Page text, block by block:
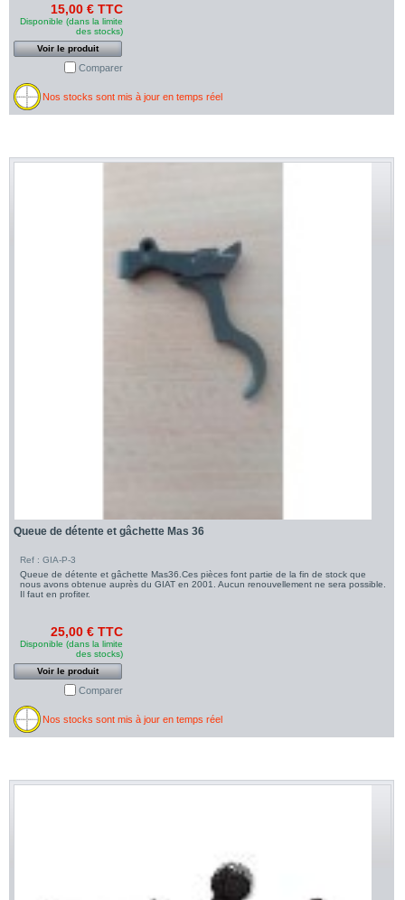
15,00 € TTC
Disponible (dans la limite
des stocks)
Voir le produit
Comparer
Nos stocks sont mis à jour en temps réel
Queue de détente et gâchette Mas 36
Ref : GIA-P-3
Queue de détente et gâchette Mas36.Ces pièces font partie de la fin de stock que
nous avons obtenue auprès du GIAT en 2001. Aucun renouvellement ne sera possible.
Il faut en profiter.
25,00 € TTC
Disponible (dans la limite
des stocks)
Voir le produit
Comparer
Nos stocks sont mis à jour en temps réel